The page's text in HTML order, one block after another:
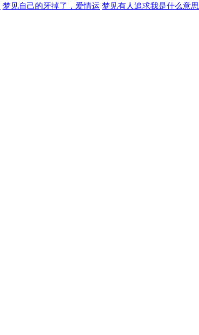
梦见自己的牙掉了，爱情运 梦见有人追求我是什么意思